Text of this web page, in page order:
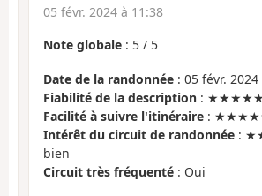
05 févr. 2024 à 11:38
Note globale : 5 / 5
Date de la randonnée : 05 févr. 2024
Fiabilité de la description : ★★★★★
Facilité à suivre l'itinéraire :
Intérêt du circuit de randonnée :
bien
Circuit très fréquenté : Oui